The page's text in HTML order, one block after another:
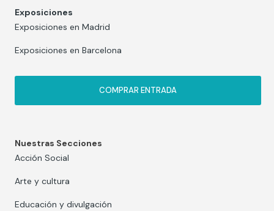
Exposiciones
Exposiciones en Madrid
Exposiciones en Barcelona
COMPRAR ENTRADA
Nuestras Secciones
Acción Social
Arte y cultura
Educación y divulgación